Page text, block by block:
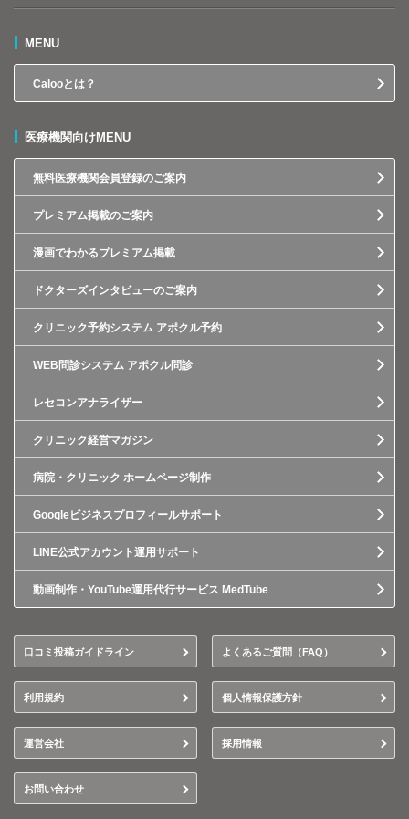
MENU
Calooとは？
医療機関向けMENU
無料医療機関会員登録のご案内
プレミアム掲載のご案内
漫画でわかるプレミアム掲載
ドクターズインタビューのご案内
クリニック予約システム アポクル予約
WEB問診システム アポクル問診
レセコンアナライザー
クリニック経営マガジン
病院・クリニック ホームページ制作
Googleビジネスプロフィールサポート
LINE公式アカウント運用サポート
動画制作・YouTube運用代行サービス MedTube
口コミ投稿ガイドライン よくあるご質問（FAQ）
利用規約 個人情報保護方針
運営会社 採用情報
お問い合わせ